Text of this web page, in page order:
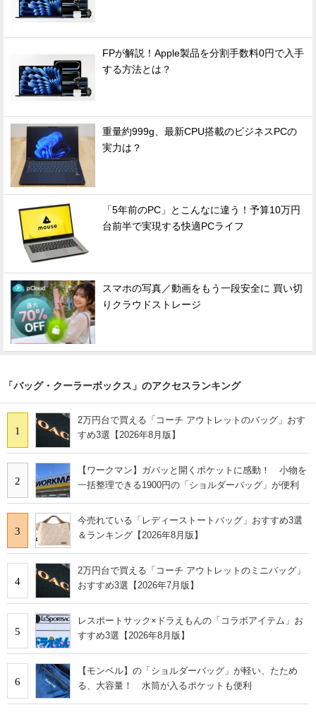
FPが解説！Apple製品を分割手数料0円で入手
する方法とは？
重量約999g、最新CPU搭載のビジネスPCの
実力は？
「5年前のPC」とこんなに違う！予算10万円
台前半で実現する快適PCライフ
スマホの写真／動画をもう一段安全に 買い切
りクラウドストレージ
「バッグ・クーラーボックス」のアクセスランキング
1
2万円台で買える「コーチ アウトレットのバッグ」おす
すめ3選【2026年8月版】
2
【ワークマン】ガバッと開くポケットに感動！ 小物を
一括整理できる1900円の「ショルダーバッグ」が便利
3
今売れている「レディーストートバッグ」おすすめ3選
＆ランキング【2026年8月版】
4
2万円台で買える「コーチ アウトレットのミニバッグ」
おすすめ3選【2026年7月版】
5
レスポートサック×ドラえもんの「コラボアイテム」お
すすめ3選【2026年8月版】
6
【モンベル】の「ショルダーバッグ」が軽い、たため
る、大容量！ 水筒が入るポケットも便利